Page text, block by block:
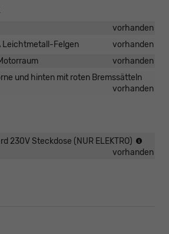
vorhanden
Leichtmetall-Felgen
vorhanden
vorhanden
und hinten mit roten Bremssätteln
vorhanden
230V Steckdose (NUR ELEKTRO)
für
vorhanden